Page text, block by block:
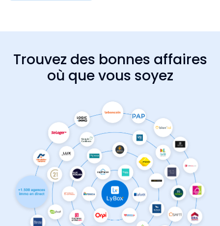
Trouvez des bonnes affaires
où que vous soyez